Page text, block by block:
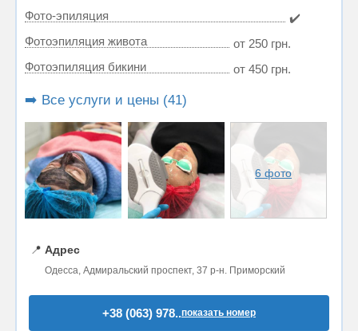
Фото-эпиляция
✔️
Фотоэпиляция живота
от 250 грн.
Фотоэпиляция бикини
от 450 грн.
➡️ Все услуги и цены (41)
6 фото
📍 Адрес
Одесса, Адмиральский проспект, 37 р-н. Приморский
+38 (063) 978..показать номер